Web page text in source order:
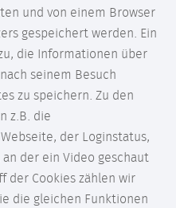
und von einem Browser
gespeichert werden. Ein
die Informationen über
seinem Besuch
zu speichern. Zu den
z.B. die
der Loginstatus,
der ein Video geschaut
der Cookies zählen wir
die gleichen Funktionen